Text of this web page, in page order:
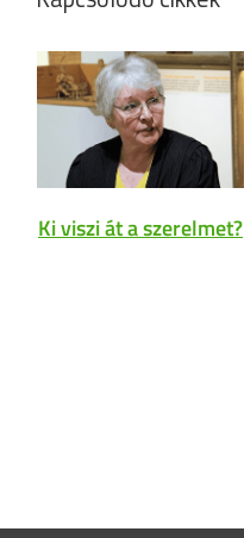
Ki viszi át a szerelmet?